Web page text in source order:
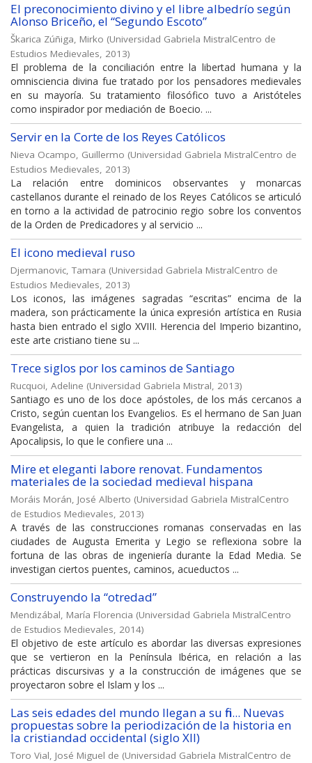
El preconocimiento divino y el libre albedrío según
Alonso Briceño, el “Segundo Escoto”
Škarica Zúñiga, Mirko (Universidad Gabriela MistralCentro de
Estudios Medievales, 2013)
El problema de la conciliación entre la libertad humana y la
omnisciencia divina fue tratado por los pensadores medievales
en su mayoría. Su tratamiento filosófico tuvo a Aristóteles
como inspirador por mediación de Boecio. ...
Servir en la Corte de los Reyes Católicos
Nieva Ocampo, Guillermo (Universidad Gabriela MistralCentro de
Estudios Medievales, 2013)
La relación entre dominicos observantes y monarcas
castellanos durante el reinado de los Reyes Católicos se articuló
en torno a la actividad de patrocinio regio sobre los conventos
de la Orden de Predicadores y al servicio ...
El icono medieval ruso
Djermanovic, Tamara (Universidad Gabriela MistralCentro de
Estudios Medievales, 2013)
Los iconos, las imágenes sagradas “escritas” encima de la
madera, son prácticamente la única expresión artística en Rusia
hasta bien entrado el siglo XVIII. Herencia del Imperio bizantino,
este arte cristiano tiene su ...
Trece siglos por los caminos de Santiago
Rucquoi, Adeline (Universidad Gabriela Mistral, 2013)
Santiago es uno de los doce apóstoles, de los más cercanos a
Cristo, según cuentan los Evangelios. Es el hermano de San Juan
Evangelista, a quien la tradición atribuye la redacción del
Apocalipsis, lo que le confiere una ...
Mire et eleganti labore renovat. Fundamentos
materiales de la sociedad medieval hispana
Moráis Morán, José Alberto (Universidad Gabriela MistralCentro
de Estudios Medievales, 2013)
A través de las construcciones romanas conservadas en las
ciudades de Augusta Emerita y Legio se reflexiona sobre la
fortuna de las obras de ingeniería durante la Edad Media. Se
investigan ciertos puentes, caminos, acueductos ...
Construyendo la “otredad”
Mendizábal, María Florencia (Universidad Gabriela MistralCentro
de Estudios Medievales, 2014)
El objetivo de este artículo es abordar las diversas expresiones
que se vertieron en la Península Ibérica, en relación a las
prácticas discursivas y a la construcción de imágenes que se
proyectaron sobre el Islam y los ...
Las seis edades del mundo llegan a su fin... Nuevas
propuestas sobre la periodización de la historia en
la cristiandad occidental (siglo XII)
Toro Vial, José Miguel de (Universidad Gabriela MistralCentro de